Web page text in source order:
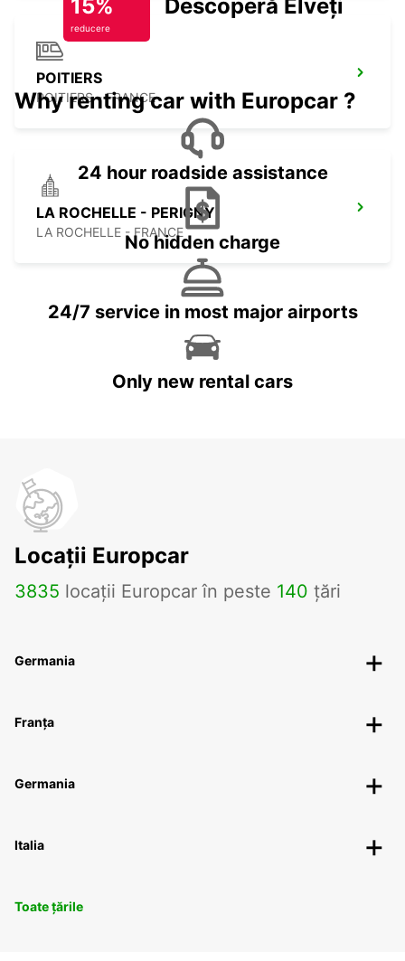
POITIERS
POITIERS - FRANCE
LA ROCHELLE - PERIGNY
LA ROCHELLE - FRANCE
15%
reducere
Descoperă Elveția
Why renting car with Europcar ?
24 hour roadside assistance
No hidden charge
24/7 service in most major airports
Only new rental cars
Locații Europcar
3835 locații Europcar în peste 140 țări
Germania
Franța
Germania
Italia
Toate țările